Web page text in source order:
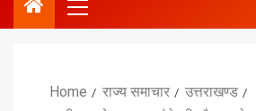
Home राज्य समाचार
उत्तराखण्ड